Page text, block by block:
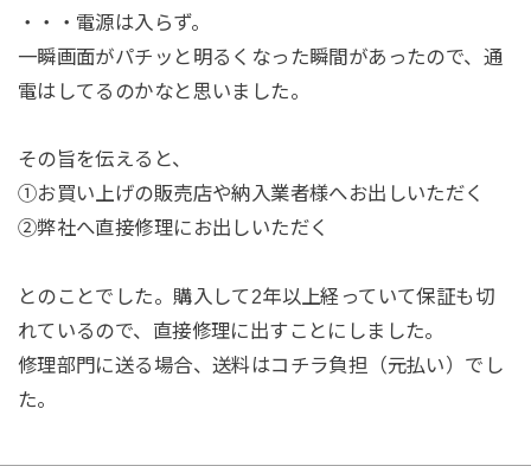
・・・電源は入らず。
一瞬画面がパチッと明るくなった瞬間があったので、通
電はしてるのかなと思いました。
その旨を伝えると、
①お買い上げの販売店や納入業者様へお出しいただく
②弊社へ直接修理にお出しいただく
とのことでした。購入して2年以上経っていて保証も切
れているので、直接修理に出すことにしました。
修理部門に送る場合、送料はコチラ負担（元払い）でし
た。